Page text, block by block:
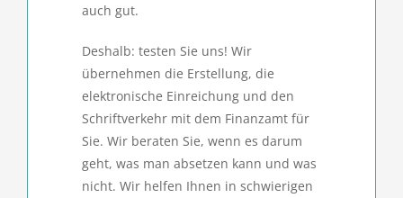
auch gut.
Deshalb: testen Sie uns! Wir
übernehmen die Erstellung, die
elektronische Einreichung und den
Schriftverkehr mit dem Finanzamt für
Sie. Wir beraten Sie, wenn es darum
geht, was man absetzen kann und was
nicht. Wir helfen Ihnen in schwierigen